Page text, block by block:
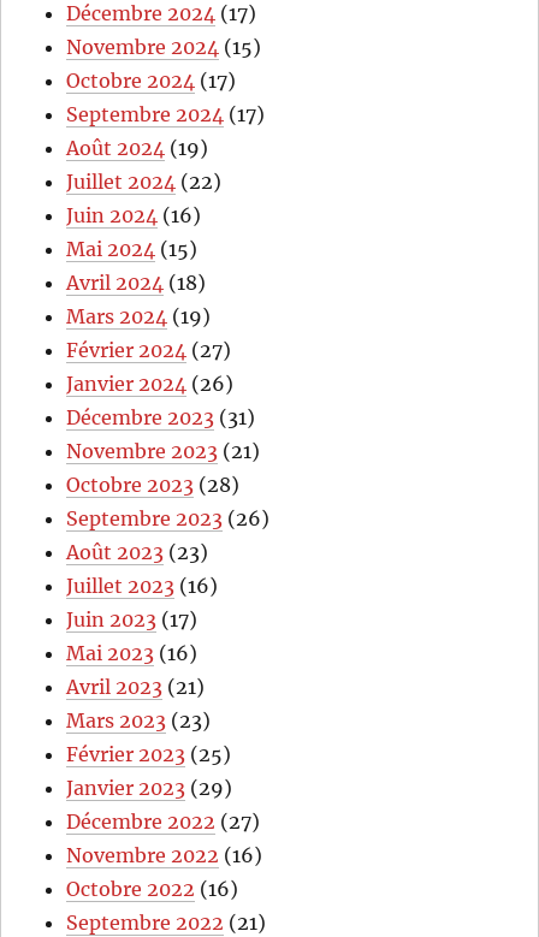
Décembre 2024 (17)
Novembre 2024 (15)
Octobre 2024 (17)
Septembre 2024 (17)
Août 2024 (19)
Juillet 2024 (22)
Juin 2024 (16)
Mai 2024 (15)
Avril 2024 (18)
Mars 2024 (19)
Février 2024 (27)
Janvier 2024 (26)
Décembre 2023 (31)
Novembre 2023 (21)
Octobre 2023 (28)
Septembre 2023 (26)
Août 2023 (23)
Juillet 2023 (16)
Juin 2023 (17)
Mai 2023 (16)
Avril 2023 (21)
Mars 2023 (23)
Février 2023 (25)
Janvier 2023 (29)
Décembre 2022 (27)
Novembre 2022 (16)
Octobre 2022 (16)
Septembre 2022 (21)